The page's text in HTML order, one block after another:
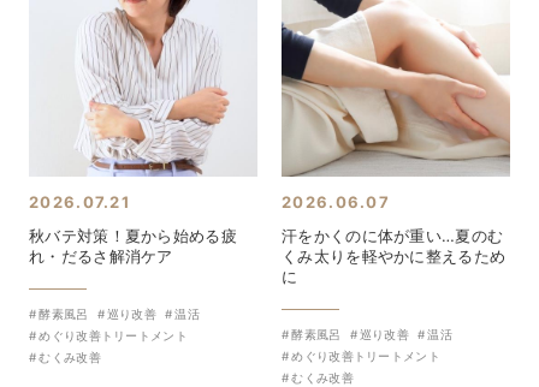
2026.07.21
秋バテ対策！夏から始める疲
れ・だるさ解消ケア
酵素風呂 巡り改善
温活
めぐり改善トリートメント
むくみ改善
2026.06.07
汗をかくのに体が重い…夏のむ
くみ太りを軽やかに整えるため
に
酵素風呂 巡り改善
温活
めぐり改善トリートメント
むくみ改善